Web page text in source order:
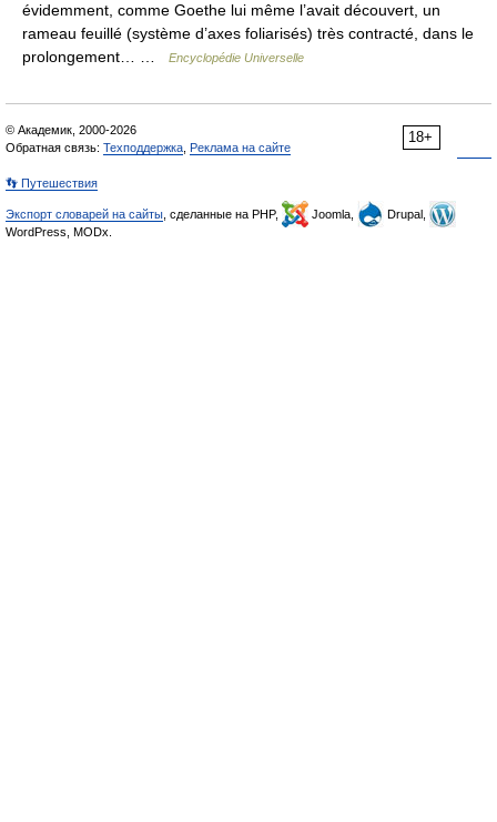
évidemment, comme Goethe lui même l’avait découvert, un
rameau feuillé (système d’axes foliarisés) très contracté, dans le
prolongement… …
Encyclopédie Universelle
18+
© Академик, 2000-2026
Обратная связь: Техподдержка Реклама на сайте
👣 Путешествия
Экспорт словарей на сайты , сделанные на PHP, Joomla,
Drupal,
WordPress, MODx.